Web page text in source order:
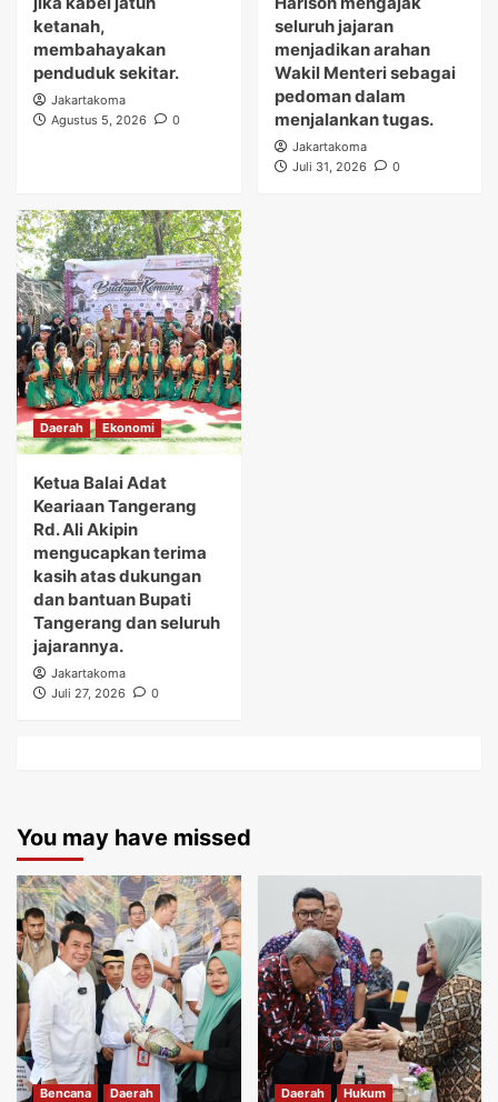
ketanah,
membahayakan
penduduk sekitar.
Jakartakoma
Agustus 5, 2026
0
seluruh jajaran
menjadikan arahan
Wakil Menteri sebagai
pedoman dalam
menjalankan tugas.
Jakartakoma
Juli 31, 2026
0
Daerah Ekonomi
Ketua Balai Adat
Keariaan Tangerang
Rd. Ali Akipin
mengucapkan terima
kasih atas dukungan
dan bantuan Bupati
Tangerang dan seluruh
jajarannya.
Jakartakoma
Juli 27, 2026
0
You may have missed
Bencana Daerah Daerah Hukum